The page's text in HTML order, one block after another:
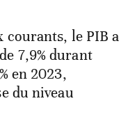
courants, le PIB a
7,9% durant
en 2023,
du niveau